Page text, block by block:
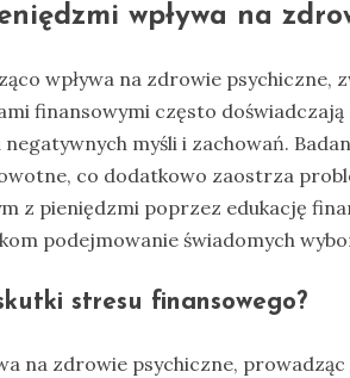
wpływa na
wpływa na zdrowie psychiczne,
finansowymi często
myśli i zachowań.
co dodatkowo zaostrza
z pieniędzmi poprzez edukację
podejmowanie świadomych
stresu finansowego?
na zdrowie psychiczne,